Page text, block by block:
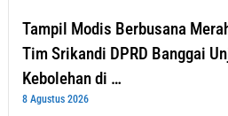
Tampil Modis Berbusana
Tim Srikandi DPRD Banggai
Kebolehan di …
8 Agustus 2026